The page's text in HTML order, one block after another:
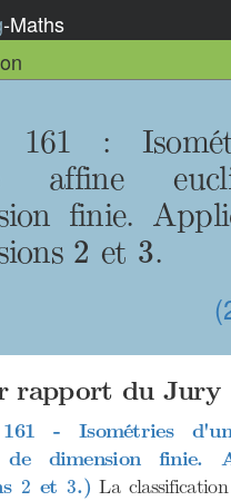
-Maths
161 :
affine
finie.
2
2 et 3
3.
rapport du Jury
- Isométries
de dimension finie.
2
2 et3
3.) La